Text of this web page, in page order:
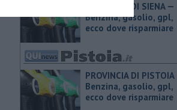
PROVINCIA DI SIENA — ​
Benzina, gasolio, gpl,
ecco dove risparmiare
PROVINCIA DI PISTOIA
Benzina, gasolio, gpl,
ecco dove risparmiare